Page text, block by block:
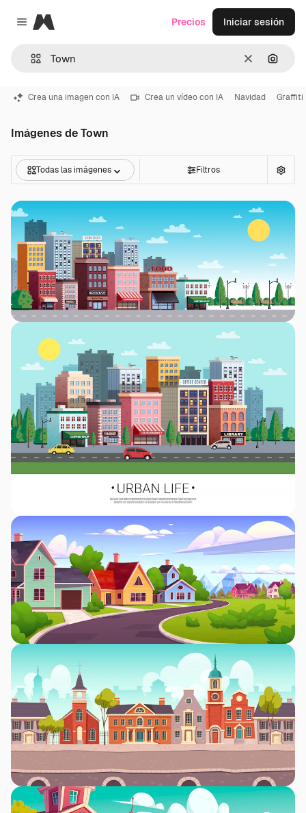
Close menu
Magnific
Borrar
Precios Iniciar sesión
Crea una imagen con IA Crea un vídeo con IA Navidad Graffiti
Imágenes de Town
Todas las imágenes Filtros